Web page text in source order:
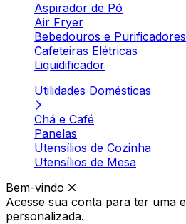
Aspirador de Pó
Air Fryer
Bebedouros e Purificadores
Cafeteiras Elétricas
Liquidificador
Utilidades Domésticas
Chá e Café
Panelas
Utensílios de Cozinha
Utensílios de Mesa
Bem-vindo
Acesse sua conta para ter uma
personalizada.